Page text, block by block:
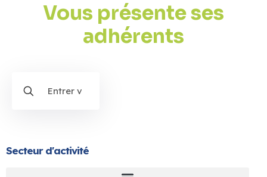
Vous présente ses
adhérents
Secteur d'activité